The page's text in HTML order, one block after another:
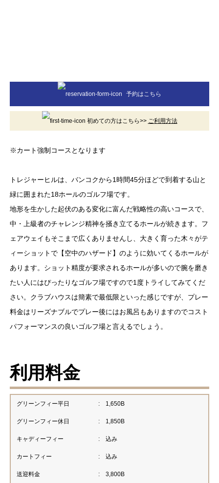
予約はこちら
初めての方はこちら>> ご利用方法
※カート強制コースとなります
トレジャーヒルは、バンコクから1時間45分ほどで到着する山と
緑に囲まれた18ホールのゴルフ場です。
地形を生かした起伏のある変化に富んだ戦略性の高いコースで、
中・上級者のチャレンジ精神を掻き立てるホールが続きます。フ
ェアウェイもそこまで広くありませんし、大きく育った木々がテ
ィーショットで【空中のハザード】のように効いてくるホールが
あります。ショット精度が要求されるホールが多いので腕を磨き
たい人にはぴったりなゴルフ場ですので1度トライしてみてくだ
さい。クラブハウスは簡素で最低限といった感じですが、プレー
料金はリーズナブルでプレー後にはお風呂もありますのでコスト
パフォーマンスの良いゴルフ場と言えるでしょう。
利用料金
グリーンフィー平日 : 1,650B
グリーンフィー休日 : 1,850B
キャディーフィー : 込み
カートフィー : 込み
送迎料金 : 3,800B